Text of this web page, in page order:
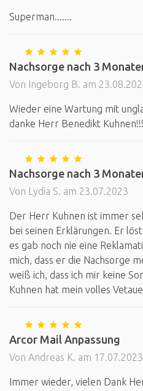
Superman.......
Nachsorge nach 3
Von Ingeborg B. am
Wieder eine Wartung mit
danke Herr Benedikt
Nachsorge nach 3
Von Lydia S. am 23.07.2023
Der Herr Kuhnen ist immer
bei seinen Erklärungen. Er
es gab noch nie eine
mich, dass er die Nachsorge
weiß ich, dass ich mir keine
Kuhnen hat mein volles
Arcor Mail Anpassung
Von Andreas K. am 17.07.2023
Immer wieder, vielen Dank